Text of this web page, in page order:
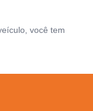
você tem